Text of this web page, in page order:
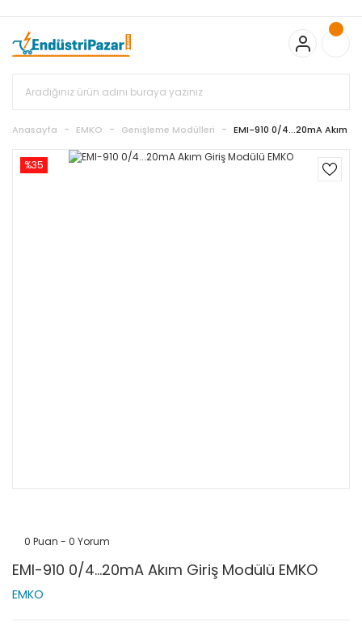
Bayonet J Tip Termokupul Ürünlerinde 50 Adet Alımlarda
Sepette Ekstra %5 İskonto...
50.000,00TL ve Üzeri EMKO Ürünleri
Alışverişlerinizde Sepette %5 EK İNDİRİM...
%15 İskonto... 50.000,00TL ve Üzeri GEMO Ürünleri
Alışverişlerinizde Sepette %3 EK İNDİRİM...
Standart Bayonet J Tip Termokupul Ürünlerinde 100 Adet
Anasayfa EMKO Genişleme Modülleri EMI-910 0/4...20mA Akım
%35
0 Puan - 0 Yorum
EMI-910 0/4...20mA Akım Giriş Modülü EMKO
EMKO